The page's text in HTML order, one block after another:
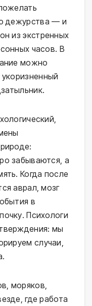
дежурства — и
из экстренных
часов. В
можно
забываются, а
Когда после
аврал, мозг
в
Психологи
мы
случаи,
моряков,
где работа